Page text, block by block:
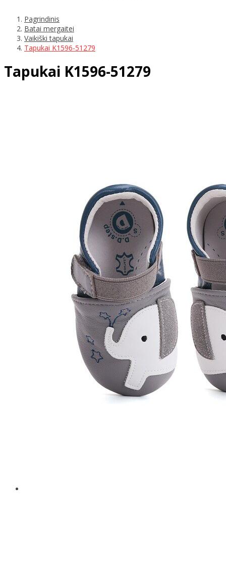
Pagrindinis
Batai mergaitei
Vaikiški tapukai
Tapukai K1596-51279
Tapukai K1596-51279